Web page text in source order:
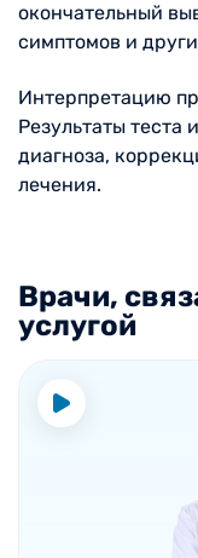
окончательный
симптомов и
Интерпретацию
Результаты теста
диагноза,
лечения.
Врачи,
услугой